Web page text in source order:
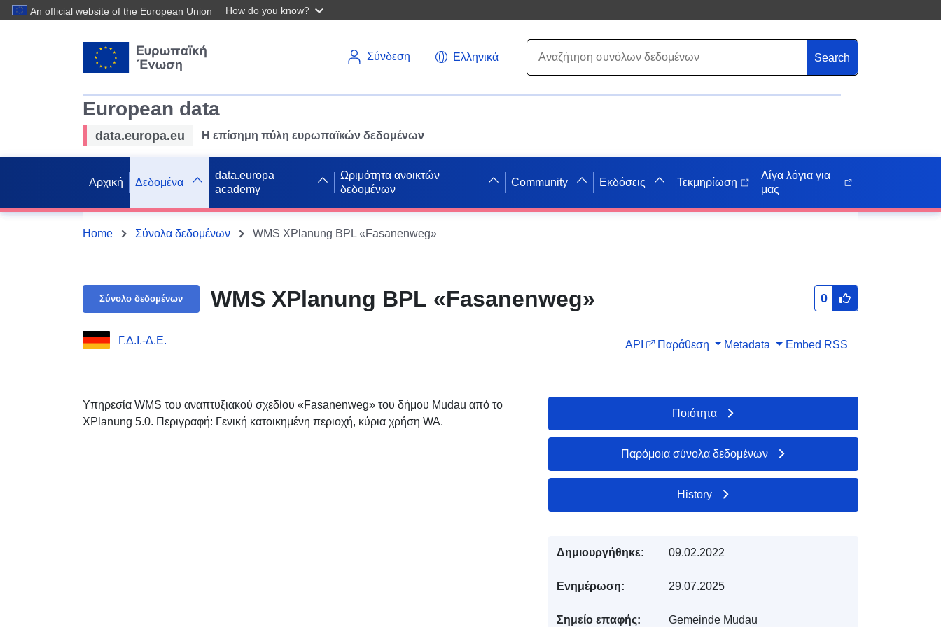
An official website of the European Union How do you know?
Σύνδεση Ελληνικά Search
European data
data.europa.eu Η επίσημη πύλη ευρωπαϊκών δεδομένων
Αρχική Δεδομένα
data.europa
academy
Ωριμότητα ανοικτών
δεδομένων
Community Εκδόσεις Τεκμηρίωση
Λίγα λόγια για
μας
Home Σύνολα δεδομένων WMS XPlanung BPL «Fasanenweg»
Σύνολο δεδομένων WMS XPlanung BPL «Fasanenweg» 0
Γ.Δ.Ι.-Δ.Ε. API Παράθεση Metadata Embed RSS
Υπηρεσία WMS του αναπτυξιακού σχεδίου «Fasanenweg» του δήμου Mudau από το
XPlanung 5.0. Περιγραφή: Γενική κατοικημένη περιοχή, κύρια χρήση WA.
Ποιότητα
Παρόμοια σύνολα δεδομένων
History
Δημιουργήθηκε: 09.02.2022
Ενημέρωση: 29.07.2025
Σημείο επαφής:
Gemeinde Mudau